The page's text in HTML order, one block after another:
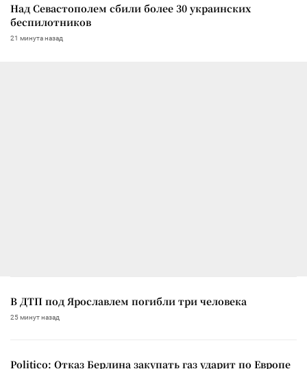
Над Севастополем сбили более 30 украинских
беспилотников
21 минута назад
В ДТП под Ярославлем погибли три человека
25 минут назад
Politico: Отказ Берлина закупать газ ударит по Европе